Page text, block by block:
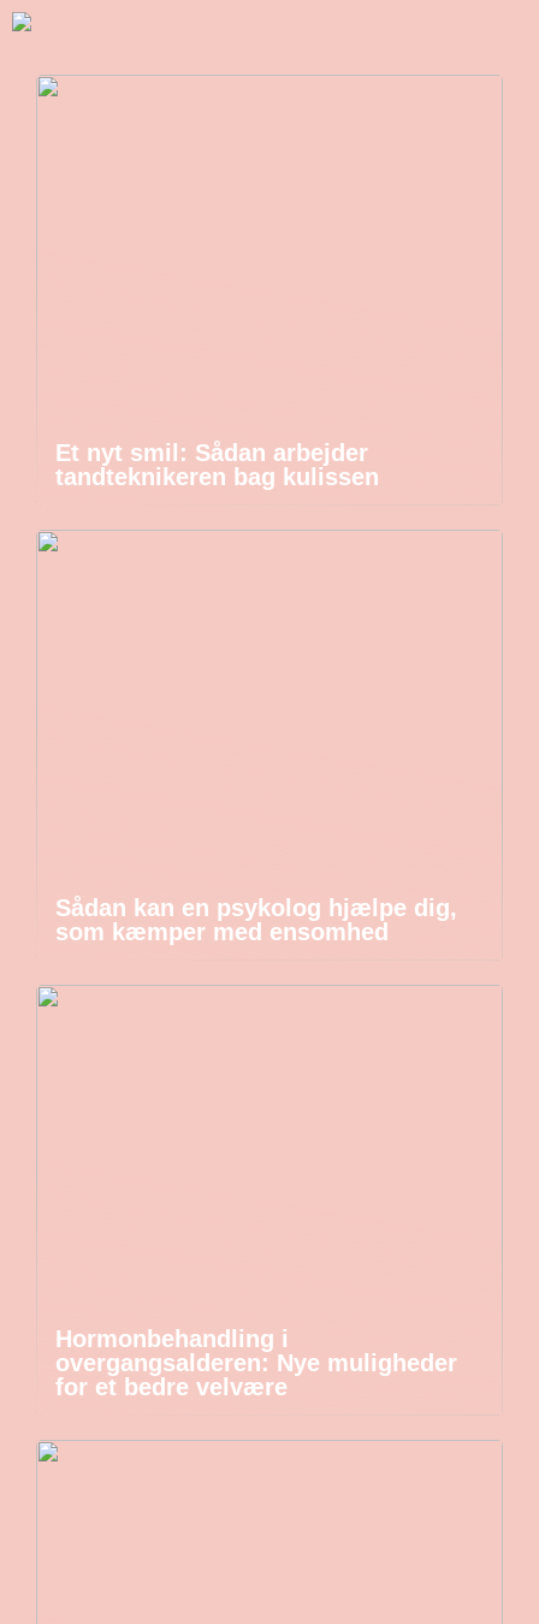
Et nyt smil: Sådan arbejder
tandteknikeren bag kulissen
Sådan kan en psykolog hjælpe dig,
som kæmper med ensomhed
Hormonbehandling i
overgangsalderen: Nye muligheder
for et bedre velvære